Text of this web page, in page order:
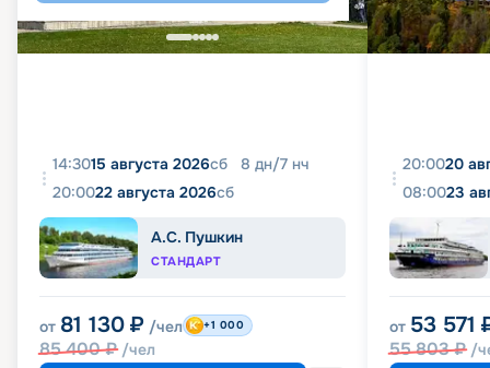
14:3015 августа 2026сб 8 дн/7 нч
20:0022 августа 2026сб
А.С. Пушкин
СТАНДАРТ
от 81 130 ₽ /чел
85 400₽ /чел
+1 000
20:0020
08:0023
от 53 571
55 803₽ /